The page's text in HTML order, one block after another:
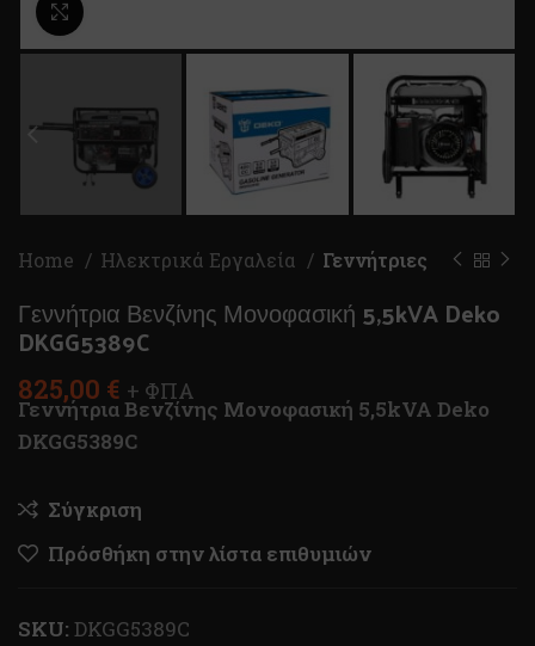
Home Ηλεκτρικά Εργαλεία Γεννήτριες
Γεννήτρια Βενζίνης Μονοφασική 5,5kVA Deko
DKGG5389C
825,00 € + ΦΠΑ
Γεννήτρια Βενζίνης Μονοφασική 5,5kVA Deko
DKGG5389C
Σύγκριση
Πρόσθήκη στην λίστα επιθυμιών
SKU: DKGG5389C